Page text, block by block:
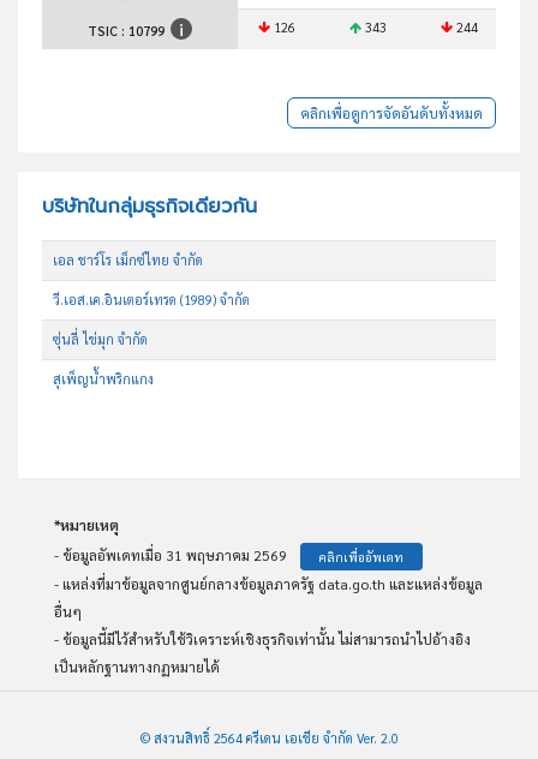
TSIC : 10799 126 343 244
คลิกเพื่อดูการจัดอันดับทั้งหมด
บริษัทในกลุ่มธุรกิจเดียวกัน
เอล ชาร์โร เม็กซ์ไทย จำกัด
วี.เอส.เค.อินเตอร์เทรด (1989) จำกัด
ซุ่นลี่ ไข่มุก จำกัด
สุเพ็ญน้ำพริกแกง
*หมายเหตุ
- ข้อมูลอัพเดทเมื่อ 31 พฤษภาคม 2569
คลิกเพื่ออัพเดท
- แหล่งที่มาข้อมูลจากศูนย์กลางข้อมูลภาครัฐ data.go.th และแหล่งข้อมูล
อื่นๆ
- ข้อมูลนี้มีไว้สำหรับใช้วิเคราะห์เชิงธุรกิจเท่านั้น ไม่สามารถนำไปอ้างอิง
เป็นหลักฐานทางกฏหมายได้
© สงวนสิทธิ์ 2564 ครีเดน เอเชีย จำกัด Ver. 2.0